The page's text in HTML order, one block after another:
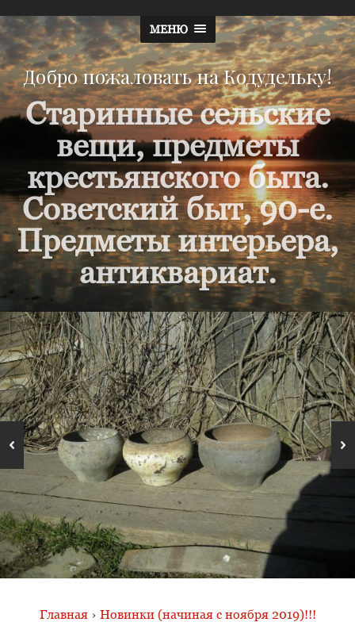
МЕНЮ
Добро пожаловать на Кодудельку!
Старинные сельские
вещи, предметы
крестьянского быта.
Советский быт, 90-е.
Предметы интерьера,
антиквариат.
Главная › Новинки (начиная с ноября 2019)!!!